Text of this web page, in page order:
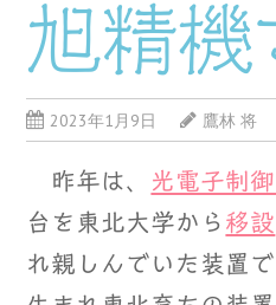
旭精機
2023年1月9日 鷹林 将
昨年は、 光電子制
台を東北大学から 移設
れ親しんでいた装置